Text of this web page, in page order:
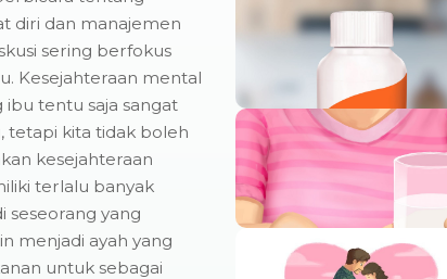
diri dan manajemen
sering berfokus
Kesejahteraan mental
ibu tentu saja sangat
tetapi kita tidak boleh
kesejahteraan
terlalu banyak
seseorang yang
menjadi ayah yang
untuk sebagai